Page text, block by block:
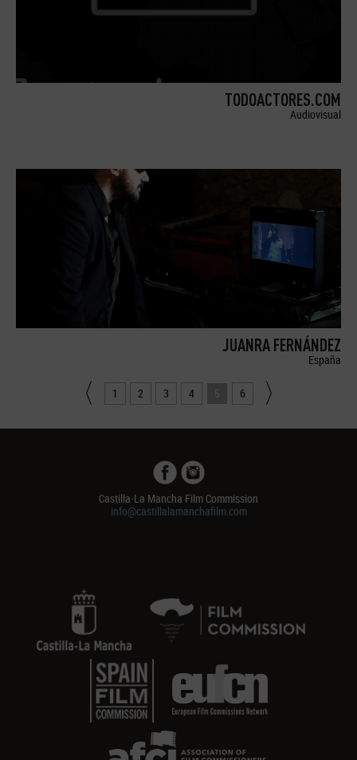
TODOACTORES.COM
Audiovisual
JUANRA FERNÁNDEZ
España
1 2 3 4 5 6
Castilla-La Mancha Film Commission
info@castillalamanchafilm.com